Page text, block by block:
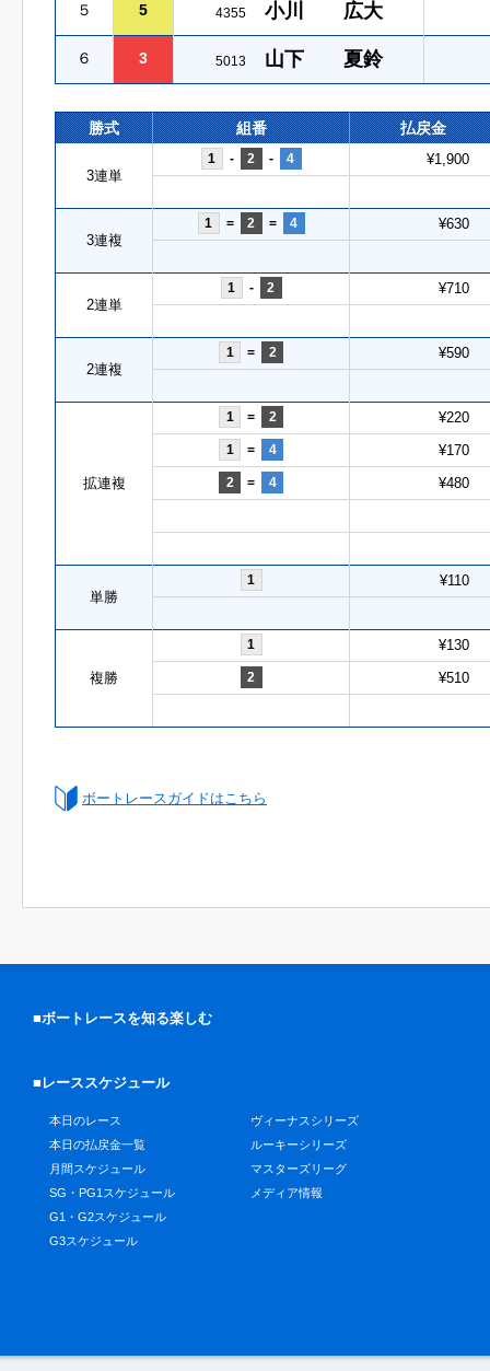
５ 5 4355 小川 広大
６ 3 5013 山下 夏鈴
勝式 組番 払戻金
3連単
1 - 2 - 4 ¥1,900
3連複
1 = 2 = 4 ¥630
2連単
1 - 2 ¥710
2連複
1 = 2 ¥590
拡連複
1 = 2 ¥220
1 = 4 ¥170
2 = 4 ¥480
単勝
1 ¥110
複勝
1 ¥130
2 ¥510
ボートレースガイドはこちら
■ボートレースを知る楽しむ
■レーススケジュール
本日のレース
本日の払戻金一覧
月間スケジュール
SG・PG1スケジュール
G1・G2スケジュール
G3スケジュール
ヴィーナスシリーズ
ルーキーシリーズ
マスターズリーグ
メディア情報